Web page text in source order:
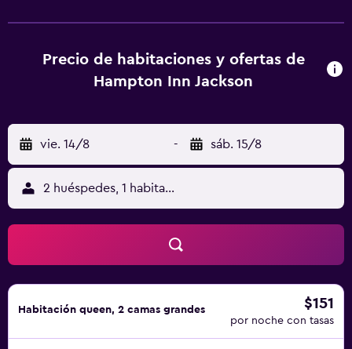
Precio de habitaciones y ofertas de
Hampton Inn Jackson
vie. 14/8 - sáb. 15/8
2 huéspedes, 1 habitación
Habitación queen, 2 camas grandes $151
por noche con tasas